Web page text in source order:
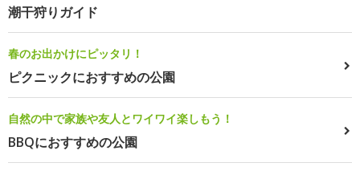
潮干狩りガイド
春のお出かけにピッタリ！
ピクニックにおすすめの公園
自然の中で家族や友人とワイワイ楽しもう！
BBQにおすすめの公園